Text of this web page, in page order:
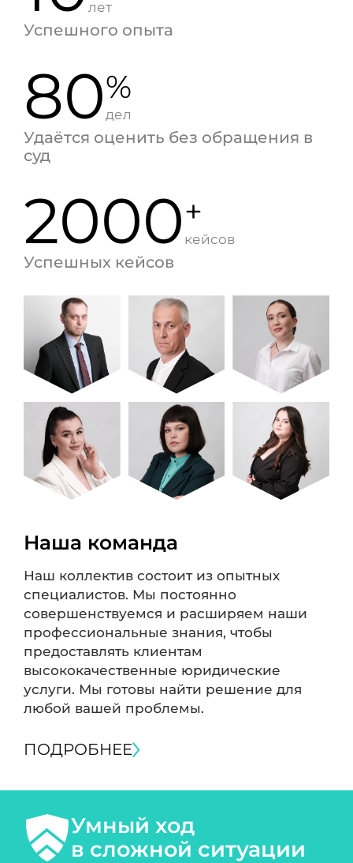
лет
Успешного опыта
80%
дел
Удаётся оценить без обращения в
суд
2000+
кейсов
Успешных кейсов
Наша команда
Наш коллектив состоит из опытных
специалистов. Мы постоянно
совершенствуемся и расширяем наши
профессиональные знания, чтобы
предоставлять клиентам
высококачественные юридические
услуги. Мы готовы найти решение для
любой вашей проблемы.
ПОДРОБНЕЕ
Умный ход
в сложной ситуации